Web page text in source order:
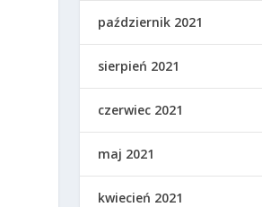
październik 2021
sierpień 2021
czerwiec 2021
maj 2021
kwiecień 2021